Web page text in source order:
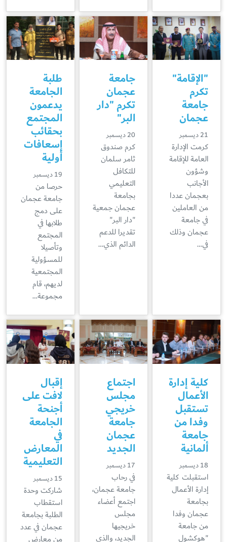
"الإقامة"
تكرم
جامعة
عجمان
21 ديسمبر
كرمت الإدارة
العامة للإقامة
وشؤون
الأجانب
بعجمان عددا
من العاملين
في جامعة
عجمان وذلك
في…
جامعة
عجمان
تكرم "دار
البر"
20 ديسمبر
كرم صندوق
ثامر سلمان
للتكافل
التعليمي
بجامعة
عجمان جمعية
"دار البر"
تقديرا للدعم
الدائم الذي…
طلبة
الجامعة
يدعمون
المجتمع
بحقائب
إسعافات
أولية
19 ديسمبر
حرصا من
جامعة عجمان
على دمج
طلابها في
المجتمع
وتأصيلا
للمسؤولية
المجتمعية
لديهم، قام
مجموعة…
كلية إدارة
الأعمال
تستقبل
وفدا من
جامعة
ألمانية
18 ديسمبر
استقبلت كلية
إدارة الأعمال
بجامعة
عجمان وفدا
من جامعة
"هوكشول
اجتماع
مجلس
خريجي
جامعة
عجمان
الجديد
17 ديسمبر
في رحاب
جامعة عجمان،
اجتمع أعضاء
مجلس
خريجيها
الجديد، والذي
إقبال
لافت على
أجنحة
الجامعة
في
المعارض
التعليمية
15 ديسمبر
شاركت وحدة
استقطاب
الطلبة بجامعة
عجمان في عدد